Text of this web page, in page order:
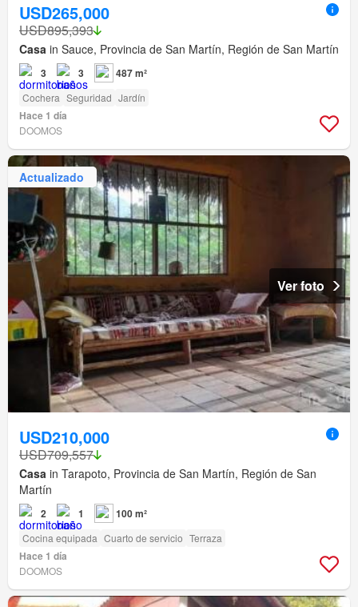
USD265,000
USD895,393
Casa in Sauce, Provincia de San Martín, Región de San Martín
3 3 487 m²
Cochera Seguridad Jardín
Hace 1 día
DOOMOS
Actualizado
Ver foto
USD210,000
USD709,557
Casa in Tarapoto, Provincia de San Martín, Región de San
Martín
2 1 100 m²
Cocina equipada Cuarto de servicio Terraza
Hace 1 día
DOOMOS